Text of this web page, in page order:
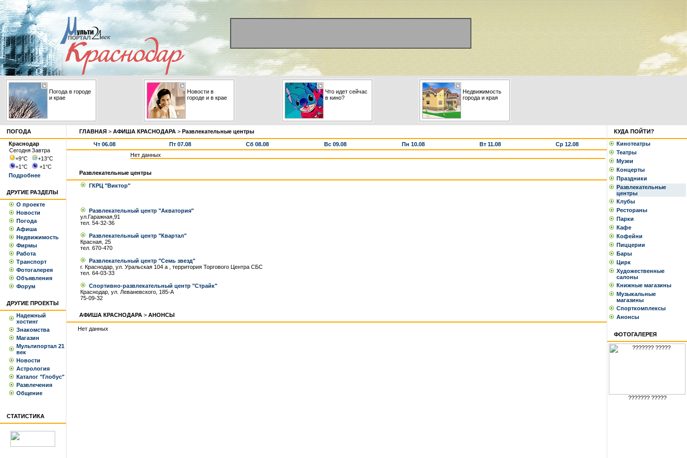
Погода в городе
и крае
Новости в
городе и в крае
Что идет сейчас
в кино?
Недвижимость
города и края
ПОГОДА
Краснодар
СегодняЗавтра
+9°С +13°С
+1°С +1°С
Подробнее
ДРУГИЕ РАЗДЕЛЫ
О проекте
Новости
Погода
Афиша
Недвижимость
Фирмы
Работа
Транспорт
Фотогалерея
Объявления
Форум
ДРУГИЕ ПРОЕКТЫ
Надежный
хостинг
Знакомства
Магазин
Мультипортал 21
век
Новости
Астрология
Каталог "Глобус"
Развлечения
Общение
СТАТИСТИКА
ГЛАВНАЯ > АФИША КРАСНОДАРА > Развлекательные центры
Чт 06.08 Пт 07.08 Сб 08.08 Вс 09.08 Пн 10.08 Вт 11.08
Ср 12.08
Нет данных
Развлекательные центры
ГКРЦ "Виктор"
Развлекательный центр "Акватория"
ул.Гаражная,91
тел. 54-32-36
Развлекательный центр "Квартал"
Красная, 25
тел. 670-470
Развлекательный центр "Семь звезд"
г. Краснодар, ул. Уральская 104 а , территория Торгового Центра СБС
тел. 64-03-33
Спортивно-развлекательный центр "Страйк"
Краснодар, ул. Леваневского, 185-А
75-09-32
АФИША КРАСНОДАРА > АНОНСЫ
Нет данных
КУДА ПОЙТИ?
Кинотеатры
Театры
Музеи
Концерты
Праздники
Развлекательные
центры
Клубы
Рестораны
Парки
Кафе
Кофейни
Пиццерии
Бары
Цирк
Художественные
салоны
Книжные магазины
Музыкальные
магазины
Спорткомплексы
Анонсы
ФОТОГАЛЕРЕЯ
??????? ?????